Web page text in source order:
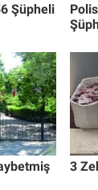
Şüpheli
3